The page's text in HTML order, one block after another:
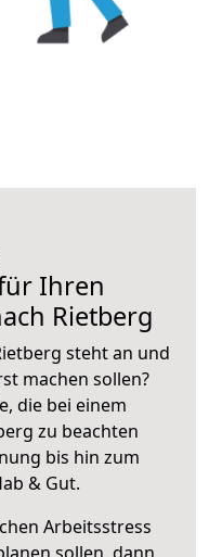
Ihren
Rietberg
steht an und
machen sollen?
die bei einem
zu beachten
bis hin zum
& Gut.
Arbeitsstress